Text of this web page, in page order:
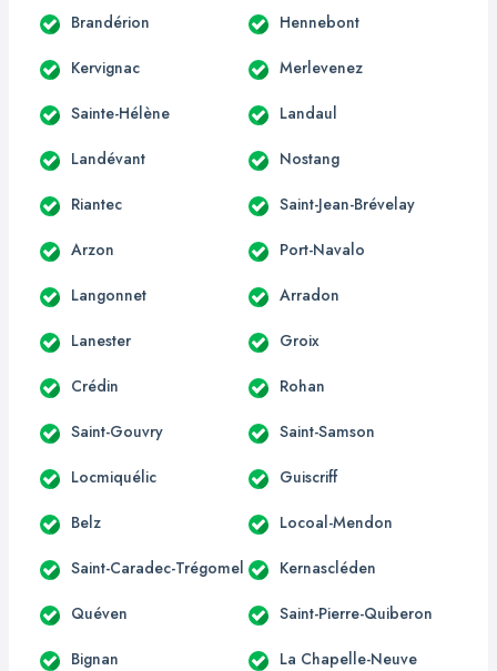
Brandérion Hennebont
Kervignac Merlevenez
Sainte-Hélène Landaul
Landévant Nostang
Riantec Saint-Jean-Brévelay
Arzon Port-Navalo
Langonnet Arradon
Lanester Groix
Crédin Rohan
Saint-Gouvry Saint-Samson
Locmiquélic Guiscriff
Belz Locoal-Mendon
Saint-Caradec-Trégomel Kernascléden
Quéven Saint-Pierre-Quiberon
Bignan La Chapelle-Neuve